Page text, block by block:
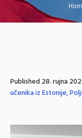
Published28. rujna
učenika iz Estonije,